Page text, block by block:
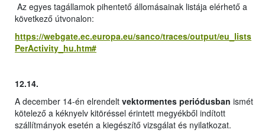
Az egyes tagállamok pihentető állomásainak listája elérhető a
következő útvonalon:
https://webgate.ec.europa.eu/sanco/traces/output/eu_lists
PerActivity_hu.htm#
12.14.
A december 14-én elrendelt vektormentes periódusban ismét
kötelező a kéknyelv kitöréssel érintett megyékből indított
szállítmányok esetén a kiegészítő vizsgálat és nyilatkozat.